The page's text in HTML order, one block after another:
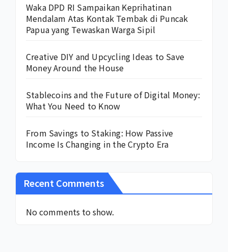
Waka DPD RI Sampaikan Keprihatinan
Mendalam Atas Kontak Tembak di Puncak
Papua yang Tewaskan Warga Sipil
Creative DIY and Upcycling Ideas to Save
Money Around the House
Stablecoins and the Future of Digital Money:
What You Need to Know
From Savings to Staking: How Passive
Income Is Changing in the Crypto Era
Recent Comments
No comments to show.